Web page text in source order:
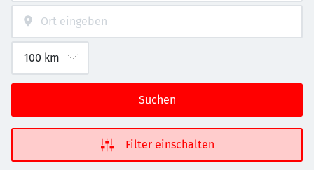
Suchen
Filter einschalten